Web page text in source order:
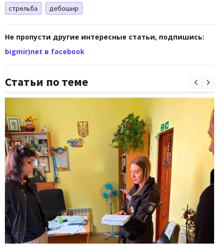
стрельба
дебошир
Не пропусти другие интересные статьи, подпишись:
bigmir)net в facebook
Статьи по теме